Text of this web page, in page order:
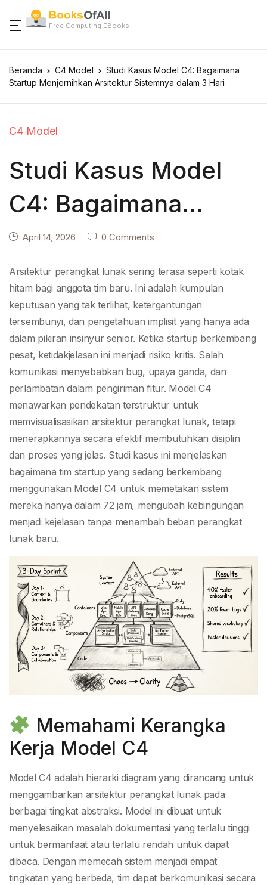
Free Computing EBooks
Beranda C4 Model
Studi Kasus Model C4: Bagaimana
Startup Menjernihkan Arsitektur Sistemnya dalam 3 Hari
C4 Model
Studi Kasus Model
C4: Bagaimana
Startup Menjernihkan
Arsitektur Sistemnya
dalam 3 Hari
April 14, 2026 0 Comments
Arsitektur perangkat lunak sering terasa seperti kotak
hitam bagi anggota tim baru. Ini adalah kumpulan
keputusan yang tak terlihat, ketergantungan
tersembunyi, dan pengetahuan implisit yang hanya ada
dalam pikiran insinyur senior. Ketika startup berkembang
pesat, ketidakjelasan ini menjadi risiko kritis. Salah
komunikasi menyebabkan bug, upaya ganda, dan
perlambatan dalam pengiriman fitur. Model C4
menawarkan pendekatan terstruktur untuk
memvisualisasikan arsitektur perangkat lunak, tetapi
menerapkannya secara efektif membutuhkan disiplin
dan proses yang jelas. Studi kasus ini menjelaskan
bagaimana tim startup yang sedang berkembang
menggunakan Model C4 untuk memetakan sistem
mereka hanya dalam 72 jam, mengubah kebingungan
menjadi kejelasan tanpa menambah beban perangkat
lunak baru.
Memahami Kerangka
Kerja Model C4
Model C4 adalah hierarki diagram yang dirancang untuk
menggambarkan arsitektur perangkat lunak pada
berbagai tingkat abstraksi. Model ini dibuat untuk
menyelesaikan masalah dokumentasi yang terlalu tinggi
untuk bermanfaat atau terlalu rendah untuk dapat
dibaca. Dengan memecah sistem menjadi empat
tingkatan yang berbeda, tim dapat berkomunikasi secara